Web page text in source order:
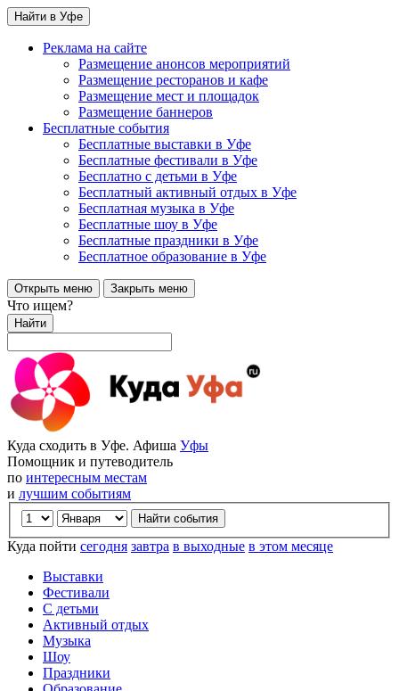
Найти в Уфе
Реклама на сайте
Размещение анонсов мероприятий
Размещение ресторанов и кафе
Размещение мест и площадок
Размещение баннеров
Бесплатные события
Бесплатные выставки в Уфе
Бесплатные фестивали в Уфе
Бесплатно с детьми в Уфе
Бесплатный активный отдых в Уфе
Бесплатная музыка в Уфе
Бесплатные шоу в Уфе
Бесплатные праздники в Уфе
Бесплатное образование в Уфе
Открыть меню Закрыть меню
Что ищем?
Найти
Куда сходить в Уфе. Афиша Уфы
Помощник и путеводитель
по интересным местам
и лучшим событиям
Куда пойти сегодня завтра в выходные в этом месяце
Выставки
Фестивали
С детьми
Активный отдых
Музыка
Шоу
Праздники